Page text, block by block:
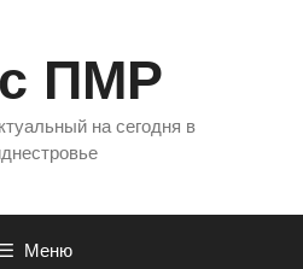
ПМР
на сегодня в
Меню